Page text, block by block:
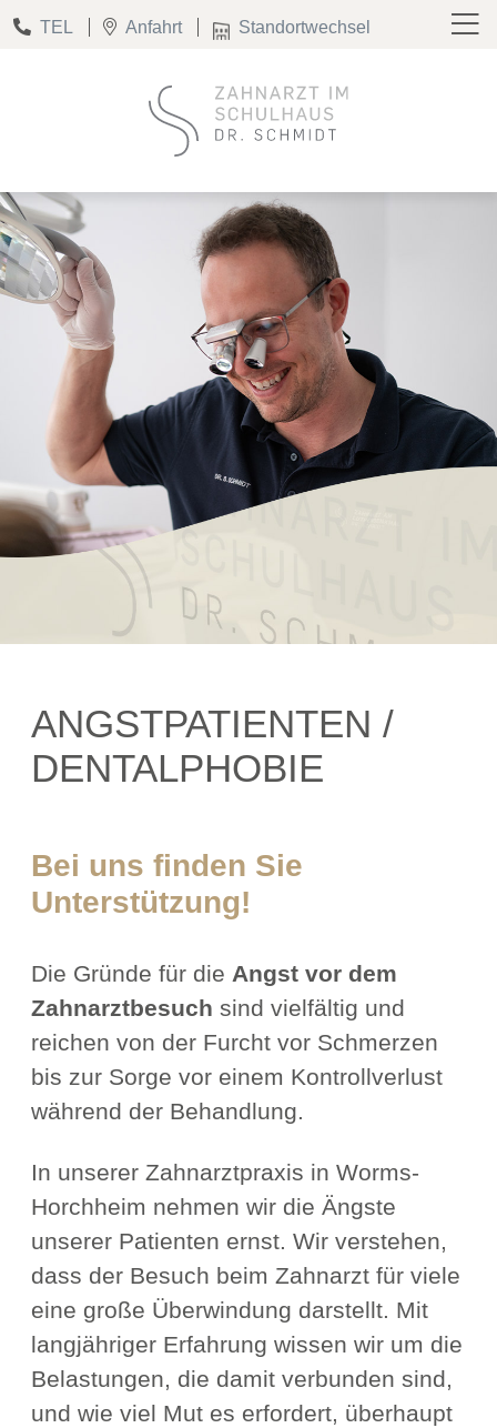
TEL Anfahrt
Standortwechsel
Zahnarzt im Schulhaus
ANGSTPATIENTEN /
DENTALPHOBIE
Bei uns finden Sie
Unterstützung!
Die Gründe für die Angst vor dem
Zahnarztbesuch sind vielfältig und
reichen von der Furcht vor Schmerzen
bis zur Sorge vor einem Kontrollverlust
während der Behandlung.
In unserer Zahnarztpraxis in Worms-
Horchheim nehmen wir die Ängste
unserer Patienten ernst. Wir verstehen,
dass der Besuch beim Zahnarzt für viele
eine große Überwindung darstellt. Mit
langjähriger Erfahrung wissen wir um die
Belastungen, die damit verbunden sind,
und wie viel Mut es erfordert, überhaupt